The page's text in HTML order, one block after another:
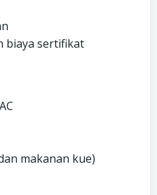
biaya sertifikat
makanan kue)